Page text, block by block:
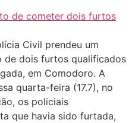
Civil prendeu um
de dois furtos qualificados
em Comodoro. A
quarta-feira (17.7), no
os policiais
que havia sido furtada,